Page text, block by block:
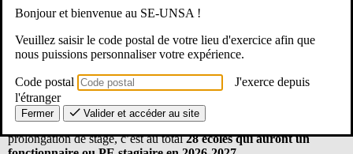
Il est prévu que notre département accueille à la rentrée 2026 :
(concours master) à 100 % en classe
et 9 à 50 % en classe.
Comme il faut, par ailleurs, trouver une classe pour une
prolongation de stage, c’est au total28 écoles qui auront un
Bonjour et bienvenue au SE-UNSA !
Veuillez saisir le code postal de votre lieu d'exercice afin que
nous puissions personnaliser votre expérience.
Code postal
J'exerce depuis
l'étranger
Fermer Valider et accéder au site